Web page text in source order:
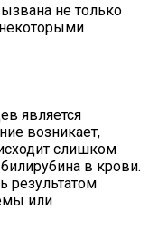
не только
является
возникает,
слишком
в крови.
результатом
или